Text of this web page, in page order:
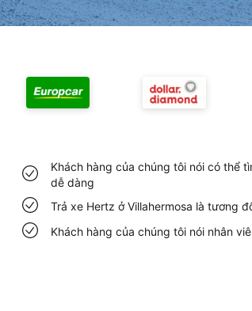
Khách hàng của chúng tôi nói có thể
dễ dàng
Trả xe Hertz ở Villahermosa là tương
Khách hàng của chúng tôi nói nhân